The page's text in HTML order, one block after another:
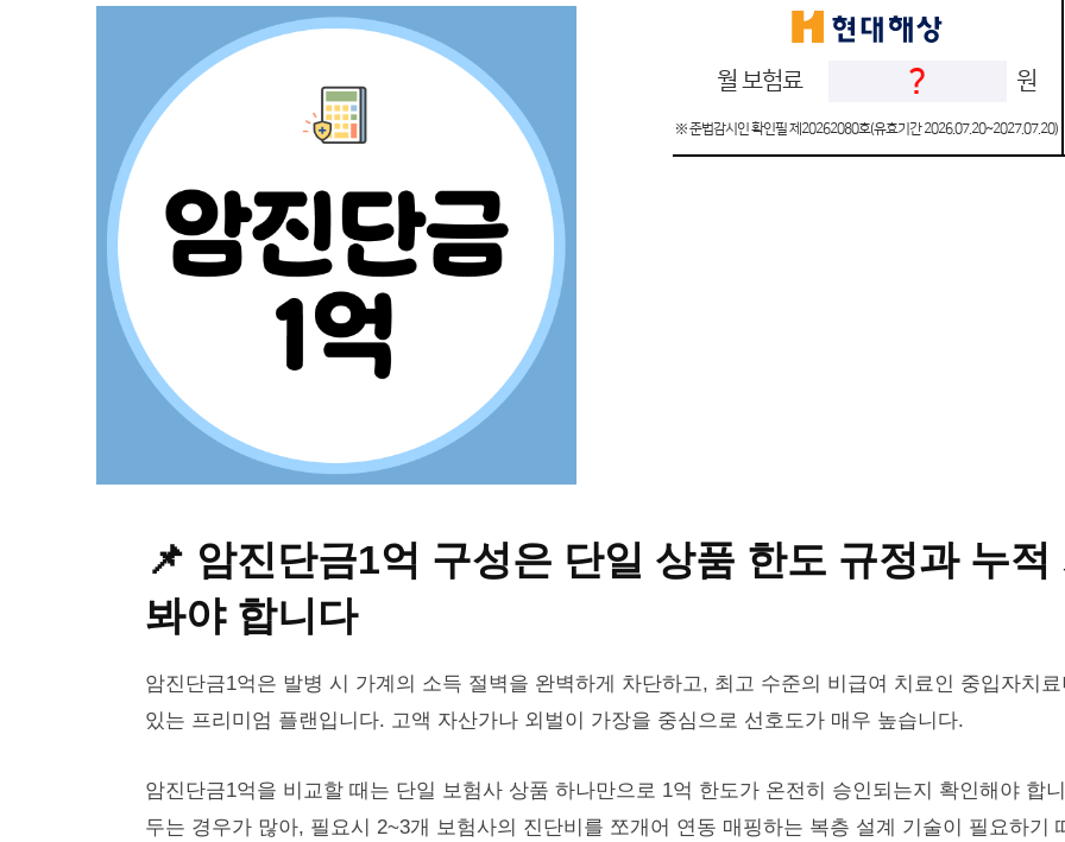
월 보험료 ? 원
※ 준법감시인 확인필 제20262080호(유효기간 2026.07.20~2027.07.20)
📌 암진단금1억 구성은 단일 상품 한도 규정과 누
봐야 합니다
암진단금1억은 발병 시 가계의 소득 절벽을 완벽하게 차단하고, 최고 수준의 비급여 치료인 중입자치
있는 프리미엄 플랜입니다. 고액 자산가나 외벌이 가장을 중심으로 선호도가 매우 높습니다.
암진단금1억을 비교할 때는 단일 보험사 상품 하나만으로 1억 한도가 온전히 승인되는지 확인해야 합
두는 경우가 많아, 필요시 2~3개 보험사의 진단비를 쪼개어 연동 매핑하는 복층 설계 기술이 필요하기